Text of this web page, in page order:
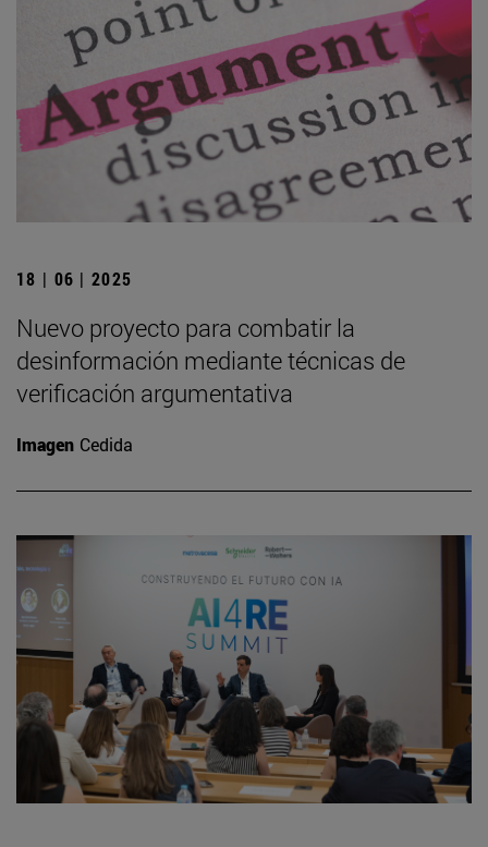
18 | 06 | 2025
Nuevo proyecto para combatir la
desinformación mediante técnicas de
verificación argumentativa
Imagen Cedida